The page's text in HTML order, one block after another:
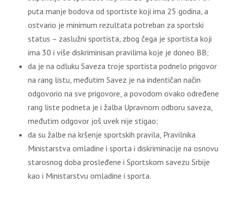
puta manje bodova od sportiste koji ima 25 godina, a
ostvario je minimum rezultata potreban za sportski
status – zaslužni sportista, zbog čega je sportista koji
ima 30 i više diskriminisan pravilima koje je doneo BB;
da je na odluku Saveza troje sportista podnelo prigovor
na rang listu, međutim Savez je na indentičan način
odgovorio na sve prigovore, a povodom ovako određene
rang liste podneta je i žalba Upravnom odboru saveza,
međutim odgovor još uvek nije stigao;
da su žalbe na kršenje sportskih pravila, Pravilnika
Ministarstva omladine i sporta i diskriminacije na osnovu
starosnog doba prosleđene i Sportskom savezu Srbije
kao i Ministarstvu omladine i sporta.